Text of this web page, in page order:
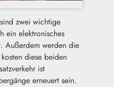
zwei wichtige
ein elektronisches
Außerdem werden die
diese beiden
ist
erneuert sein.